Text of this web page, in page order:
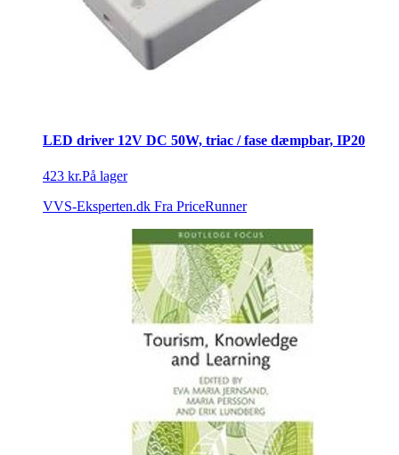
LED driver 12V DC 50W, triac / fase dæmpbar, IP20
423 kr.På lager
VVS-Eksperten.dk Fra PriceRunner